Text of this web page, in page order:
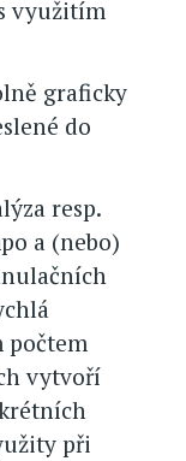
využitím
graficky
do
resp.
a (nebo)
počtem
vytvoří
při